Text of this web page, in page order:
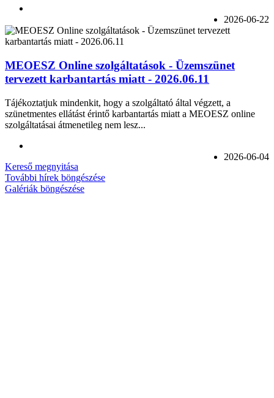
2026-06-22
MEOESZ Online szolgáltatások - Üzemszünet
tervezett karbantartás miatt - 2026.06.11
Tájékoztatjuk mindenkit, hogy a szolgáltató által végzett, a
szünetmentes ellátást érintő karbantartás miatt a MEOESZ online
szolgáltatásai átmenetileg nem lesz...
2026-06-04
Kereső megnyitása
További hírek böngészése
Galériák böngészése